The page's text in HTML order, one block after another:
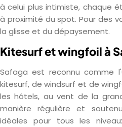
à celui plus intimiste, chaque
à proximité du spot. Pour des
la glisse et du dépaysement.
Kitesurf et wingfoil à
Safaga est reconnu comme
kitesurf, de windsurf et de
les hôtels, au vent de la
manière régulière et
idéales pour tous les